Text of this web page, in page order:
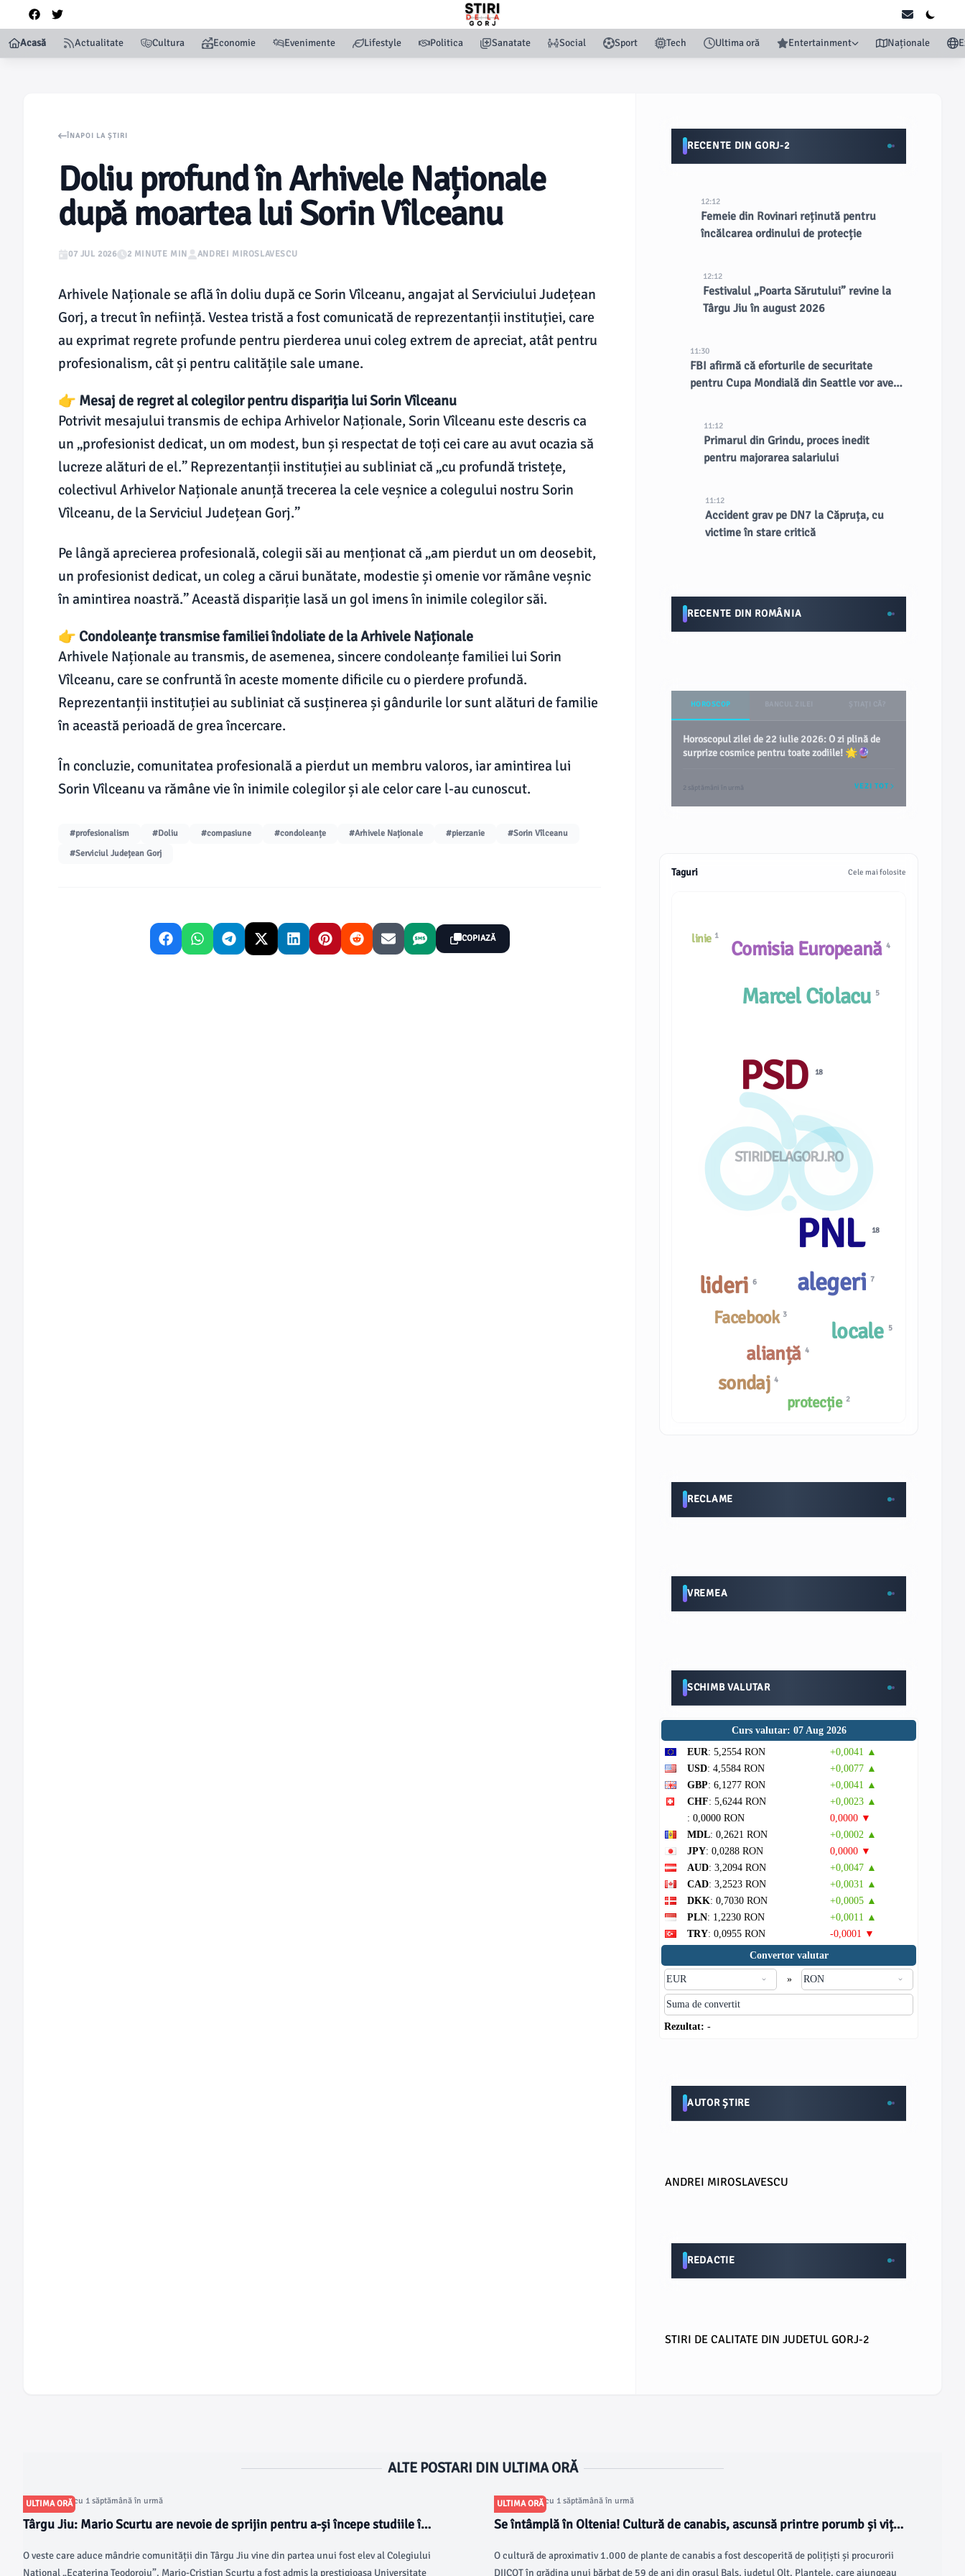
Acasă Actualitate Cultura Economie Evenimente Lifestyle Politica Sanatate Social Sport Tech Ultima oră Entertainment Naționale
ÎNAPOI LA ȘTIRI
Doliu profund în Arhivele Naționale
după moartea lui Sorin Vîlceanu
07 JUL 2026 2 MINUTE MIN ANDREI MIROSLAVESCU
Arhivele Naționale se află în doliu după ce Sorin Vîlceanu, angajat al Serviciului Județean
Gorj, a trecut în neființă. Vestea tristă a fost comunicată de reprezentanții instituției, care
au exprimat regrete profunde pentru pierderea unui coleg extrem de apreciat, atât pentru
profesionalism, cât și pentru calitățile sale umane.
👉 Mesaj de regret al colegilor pentru dispariția lui Sorin Vîlceanu
Potrivit mesajului transmis de echipa Arhivelor Naționale, Sorin Vîlceanu este descris ca
un „profesionist dedicat, un om modest, bun și respectat de toți cei care au avut ocazia să
lucreze alături de el.” Reprezentanții instituției au subliniat că „cu profundă tristețe,
colectivul Arhivelor Naționale anunță trecerea la cele veșnice a colegului nostru Sorin
Vîlceanu, de la Serviciul Județean Gorj.”
Pe lângă aprecierea profesională, colegii săi au menționat că „am pierdut un om deosebit,
un profesionist dedicat, un coleg a cărui bunătate, modestie și omenie vor rămâne veșnic
în amintirea noastră.” Această dispariție lasă un gol imens în inimile colegilor săi.
👉 Condoleanțe transmise familiei îndoliate de la Arhivele Naționale
Arhivele Naționale au transmis, de asemenea, sincere condoleanțe familiei lui Sorin
Vîlceanu, care se confruntă în aceste momente dificile cu o pierdere profundă.
Reprezentanții instituției au subliniat că susținerea și gândurile lor sunt alături de familie
în această perioadă de grea încercare.
În concluzie, comunitatea profesională a pierdut un membru valoros, iar amintirea lui
Sorin Vîlceanu va rămâne vie în inimile colegilor și ale celor care l-au cunoscut.
#profesionalism #Doliu #compasiune #condoleanțe #Arhivele Naționale #pierzanie
#Sorin Vîlceanu
#Serviciul Județean Gorj
COPIAZĂ
RECENTE DIN GORJ-2
12:12
Femeie din Rovinari reținută pentru
încălcarea ordinului de protecție
12:12
Festivalul „Poarta Sărutului” revine la
Târgu Jiu în august 2026
11:30
FBI afirmă că eforturile de securitate
pentru Cupa Mondială din Seattle vor avea
11:12
Primarul din Grindu, proces inedit
pentru majorarea salariului
11:12
Accident grav pe DN7 la Căpruța, cu
victime în stare critică
RECENTE DIN ROMÂNIA
HOROSCOP
Horoscopul zilei de 22 iulie 2026: O zi plină de
surprize cosmice pentru toate zodiile! 🌟🔮
2 săptămâni în urmă VEZI TOT
Taguri Cele mai folosite
STIRIDELAGORJ.RO
linie 1
protecție 2
Facebook 3
PSD 18
alianță 4
alegeri7
Marcel Ciolacu 5
Comisia Europeană 4
lideri6
PNL 18
sondaj4
locale 5
RECLAME
VREMEA
SCHIMB VALUTAR
Curs valutar: 07 Aug 2026
EUR: 5,2554 RON
+0,0041 ▲
USD: 4,5584 RON
+0,0077 ▲
GBP: 6,1277 RON
+0,0041 ▲
CHF: 5,6244 RON
+0,0023 ▲
: 0,0000 RON
0,0000 ▼
MDL: 0,2621 RON
+0,0002 ▲
JPY: 0,0288 RON
0,0000 ▼
AUD: 3,2094 RON
+0,0047 ▲
CAD: 3,2523 RON
+0,0031 ▲
DKK: 0,7030 RON
+0,0005 ▲
PLN: 1,2230 RON
+0,0011 ▲
TRY: 0,0955 RON
-0,0001 ▼
Convertor valutar
»
Rezultat: -
AUTOR ȘTIRE
ANDREI MIROSLAVESCU
REDACTIE
STIRI DE CALITATE DIN JUDETUL GORJ-2
ALTE POSTARI DIN ULTIMA ORĂ
ULTIMA ORĂ
Articol postat cu 1 săptămână în urmă
Târgu Jiu: Mario Scurtu are nevoie de sprijin pentru a-și începe studiile în
O veste care aduce mândrie comunității din Târgu Jiu vine din partea unui fost elev al Colegiului
Național „Ecaterina Teodoroiu”. Mario-Cristian Scurtu a fost admis la prestigioasa Universitate
ULTIMA ORĂ
Articol postat cu 1 săptămână în urmă
Se întâmplă în Oltenia! Cultură de canabis, ascunsă printre porumb și viță-
O cultură de aproximativ 1.000 de plante de canabis a fost descoperită de polițiști și procurorii
DIICOT în grădina unui bărbat de 59 de ani din orașul Balș, județul Olt. Plantele, care ajungeau